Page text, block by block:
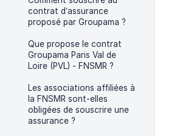
contrat d’assurance
proposé par Groupama ?
Que propose le contrat
Groupama Paris Val de
Loire (PVL) - FNSMR ?
Les associations affiliées à
la FNSMR sont-elles
obligées de souscrire une
assurance ?